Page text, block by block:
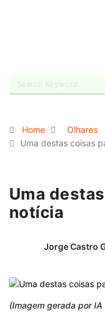
Home
Olhares
Uma destas coisas
Uma
notícia
Jorge Castro
(Imagem gerada por